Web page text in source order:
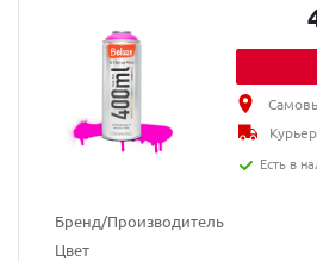
Бренд/Производитель
Цвет
Есть в